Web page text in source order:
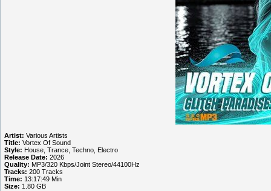
Artist: Various Artists
Title: Vortex Of Sound
Style: House, Trance, Techno, Electro
Release Date: 2026
Quality: MP3/320 Kbps/Joint Stereo/44100Hz
Tracks: 200 Tracks
Time: 13:17:49 Min
Size: 1.80 GB